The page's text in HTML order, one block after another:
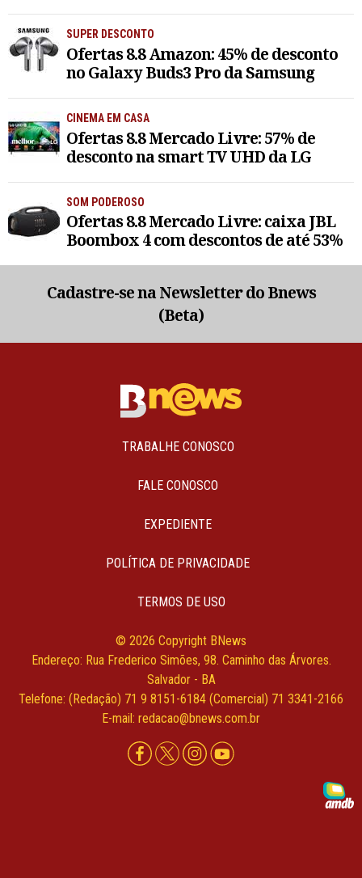
SUPER DESCONTO
Ofertas 8.8 Amazon: 45% de desconto
no Galaxy Buds3 Pro da Samsung
CINEMA EM CASA
Ofertas 8.8 Mercado Livre: 57% de
desconto na smart TV UHD da LG
SOM PODEROSO
Ofertas 8.8 Mercado Livre: caixa JBL
Boombox 4 com descontos de até 53%
Cadastre-se na Newsletter do Bnews
(Beta)
TRABALHE CONOSCO
FALE CONOSCO
EXPEDIENTE
POLÍTICA DE PRIVACIDADE
TERMOS DE USO
© 2026 Copyright BNews
Endereço: Rua Frederico Simões, 98. Caminho das Árvores.
Salvador - BA
Telefone: (Redação) 71 9 8151-6184 (Comercial) 71 3341-2166
E-mail: redacao@bnews.com.br